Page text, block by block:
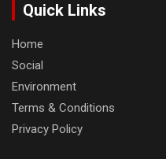
Quick Links
Home
Social
Environment
Terms & Conditions
Privacy Policy